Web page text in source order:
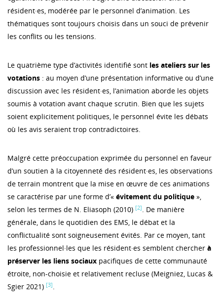
résident·es, modérée par le personnel d’animation. Les
thématiques sont toujours choisis dans un souci de prévenir
les conflits ou les tensions.
Le quatrième type d’activités identifié sont les ateliers sur les
votations : au moyen d’une présentation informative ou d’une
discussion avec les résident·es, l’animation aborde les objets
soumis à votation avant chaque scrutin. Bien que les sujets
soient explicitement politiques, le personnel évite les débats
où les avis seraient trop contradictoires.
Malgré cette préoccupation exprimée du personnel en faveur
d’un soutien à la citoyenneté des résident·es, les observations
de terrain montrent que la mise en œuvre de ces animations
se caractérise par une forme d’« évitement du politique »,
selon les termes de N. Eliasoph (2010) [2]. De manière
générale, dans le quotidien des EMS, le débat et la
conflictualité sont soigneusement évités. Par ce moyen, tant
les professionnel·les que les résident·es semblent chercher à
préserver les liens sociaux pacifiques de cette communauté
étroite, non-choisie et relativement recluse (Meigniez, Lucas &
Sgier 2021) [3].